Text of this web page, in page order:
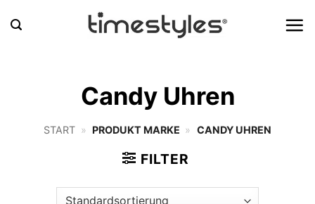
Inhalt
Candy Uhren
START » PRODUKT MARKE » CANDY UHREN
FILTER